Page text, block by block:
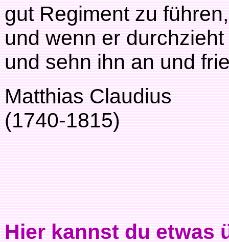
gut Regiment zu führen,
und wenn er
und sehn ihn an und
Matthias Claudius
(1740-1815)
Hier kannst du etwas